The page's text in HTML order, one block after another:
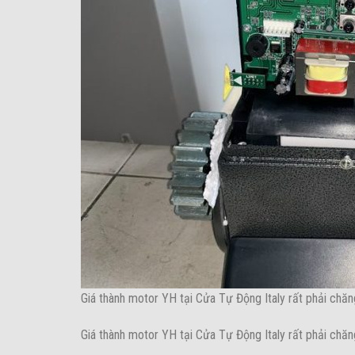
Giá thành motor YH tại Cửa Tự Động Italy rất phải
Giá thành motor YH tại Cửa Tự Động Italy rất phải